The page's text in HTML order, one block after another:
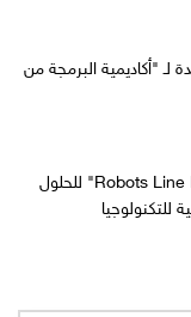
لـ "أكاديمية البرمجة من
أورنج الأردن ترعى "Robots Line Follower" للحلول
للتكنولوجيا